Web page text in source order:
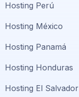
Hosting Perú
Hosting México
Hosting Panamá
Hosting Honduras
Hosting El Salvador